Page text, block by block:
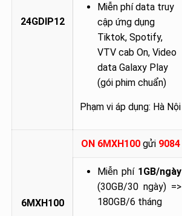
24GDIP12
Miễn phí data truy
cập ứng dụng
Tiktok, Spotify,
VTV cab On, Video
data Galaxy Play
(gói phim chuẩn)
Phạm vi áp dụng: Hà Nội
6MXH100
ON 6MXH100gửi9084
Miễn phí 1GB/ngày
(30GB/30 ngày) =>
180GB/6 tháng